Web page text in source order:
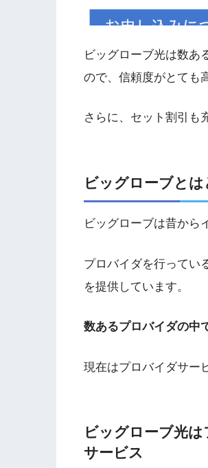
ビッグローブ光は数あ
ので、信頼度がとても
さらに、セット割引も
ビッグローブと
ビッグローブは昔から
プロバイダを行ってい
を提供しています。
数あるプロバイダの中
現在はプロバイダサー
ビッグローブ光
サービス